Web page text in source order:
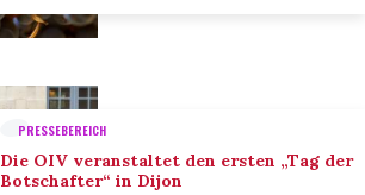
PRESSEBEREICH
Die OIV veranstaltet den ersten „Tag der
Botschafter“ in Dijon